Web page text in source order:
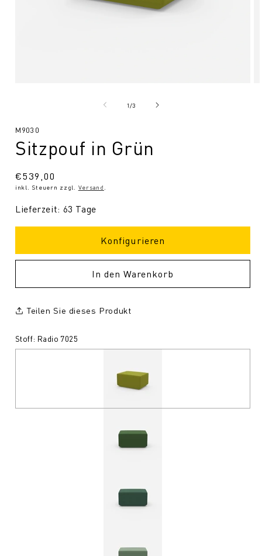
1/von
3
SKU:
M9030
Sitzpouf in Grün
Normaler
Preis
€539,00
inkl. Steuern zzgl. Versand
Lieferzeit: 63 Tage
Konfigurieren
In den Warenkorb
Teilen Sie dieses Produkt
Stoff: Radio 7025